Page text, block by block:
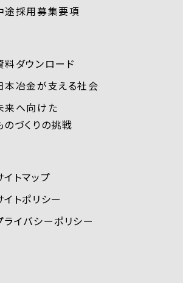
途採用募集要項
料ダウンロード
本冶金が支える社会
来へ向けた
のづくりの挑戦
イトマップ
イトポリシー
ライバシーポリシー